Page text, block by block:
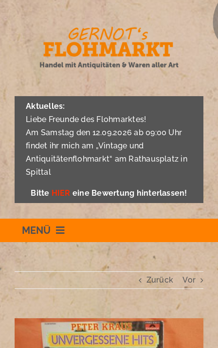
Inhalt
springen
Aktuelles:
Liebe Freunde des Flohmarktes!
Am Samstag den 12.09.2026 ab 09:00 Uhr
findet ihr mich am „Vintage und
Antiquitätenflohmarkt“ am Rathausplatz in
Spittal
Bitte HIER eine Bewertung hinterlassen!
MENÜ
Willkommen
Schauraum
Impressum
Zurück Vor
grösseres